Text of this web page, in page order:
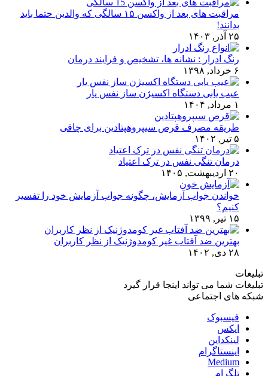
مراقبت های بعد از واکسن ۱۵ سالگی که والدین حتما باید
بدانند!
۲۵ آذر, ۱۴۰۳
رنگ ادرار : نشانه ها، تشخیص و فرایند درمان
۶ خرداد, ۱۳۹۸
عیب یابی دستگاه اکسیژن ساز نفس یار
۱ مرداد, ۱۴۰۴
طریقه مصرف قرص سیپروهپتادین برای چاقی
۵ تیر, ۱۴۰۲
درمان تنگی نفس در ترک اعتیاد
۲۰ اردیبهشت, ۱۴۰۵
خواندن جواب آزمایش، چگونه جواب آزمایش خود را تفسیر
کنیم؟
۱۵ تیر, ۱۳۹۹
بهترین ضد آفتاب غیر کومدوژنیک از نظر کاربران
۲۸ دی, ۱۴۰۲
تبلیغات
تبلیغات شما می تواند اینجا قرار گیرد
شبکه های اجتماعی
فیسبوک
ایکس
لینکداین
اینستاگرام
Medium
تلگرام